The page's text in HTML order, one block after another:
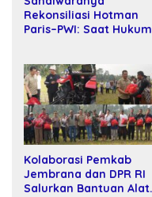
Rekonsiliasi Hotman
Paris–PWI: Saat Hukum
Kolaborasi Pemkab
Jembrana dan DPR RI
Salurkan Bantuan Alat